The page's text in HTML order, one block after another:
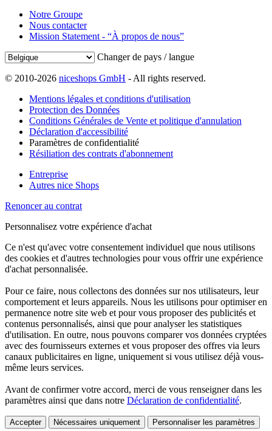
Notre Groupe
Nous contacter
Mission Statement - “À propos de nous”
Changer de pays / langue
© 2010-2026 niceshops GmbH - All rights reserved.
Mentions légales et conditions d'utilisation
Protection des Données
Conditions Générales de Vente et politique d'annulation
Déclaration d'accessibilité
Paramètres de confidentialité
Résiliation des contrats d'abonnement
Entreprise
Autres nice Shops
Renoncer au contrat
Personnalisez votre expérience d'achat
Ce n'est qu'avec votre consentement individuel que nous utilisons
des cookies et d'autres technologies pour vous offrir une expérience
d'achat personnalisée.
Pour ce faire, nous collectons des données sur nos utilisateurs, leur
comportement et leurs appareils. Nous les utilisons pour optimiser en
permanence notre site web et pour vous proposer des publicités et
contenus personnalisés, ainsi que pour analyser les statistiques
d'utilisation. En outre, nous pouvons comparer vos données cryptées
avec des fournisseurs externes et vous proposer des offres via leurs
canaux publicitaires en ligne, uniquement si vous utilisez déjà vous-
même leurs services.
Avant de confirmer votre accord, merci de vous renseigner dans les
paramètres ainsi que dans notre Déclaration de confidentialité.
Accepter Nécessaires uniquement Personnaliser les paramètres